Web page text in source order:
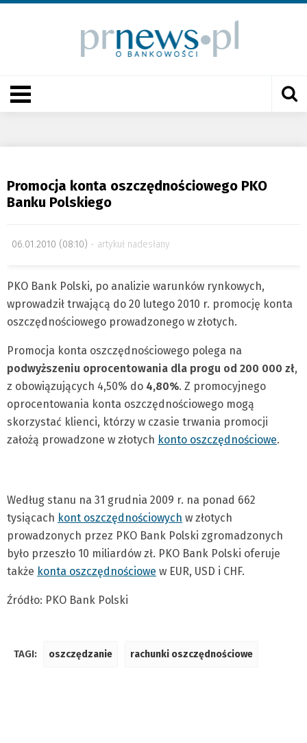
Promocja konta oszczędnościowego PKO
Banku Polskiego
06.01.2010 (08:10) artykuł nadesłany
PKO Bank Polski, po analizie warunków rynkowych,
wprowadził trwającą do 20 lutego 2010 r. promocję konta
oszczędnościowego prowadzonego w złotych.
Promocja konta oszczędnościowego polega na
podwyższeniu oprocentowania dla progu od 200 000 zł,
z obowiązujących 4,50% do 4,80%. Z promocyjnego
oprocentowania konta oszczędnościowego mogą
skorzystać klienci, którzy w czasie trwania promocji
założą prowadzone w złotych konto oszczędnościowe.
Według stanu na 31 grudnia 2009 r. na ponad 662
tysiącach kont oszczędnościowych w złotych
prowadzonych przez PKO Bank Polski zgromadzonych
było przeszło 10 miliardów zł. PKO Bank Polski oferuje
także konta oszczędnościowe w EUR, USD i CHF.
Źródło: PKO Bank Polski
TAGI: oszczędzanie rachunki oszczędnościowe